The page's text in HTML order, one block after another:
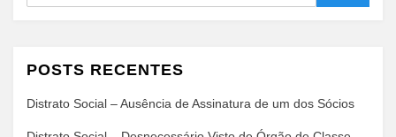
POSTS RECENTES
Distrato Social – Ausência de Assinatura de um dos Sócios